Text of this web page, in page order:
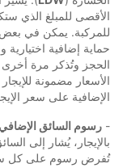
الأقصى للمبلغ الذي
للمركبة. يمكن في بعض
حماية إضافية
الحجز وتُذكر مرة أخرى
الأسعار مضمونة
الإضافية على سعر
- رسوم السائق الإضافي
بالإيجار، يُشار إلى
تُفرض رسوم على كل